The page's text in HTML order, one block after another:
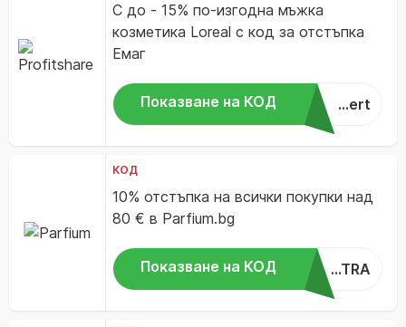
С до - 15% по-изгодна мъжка
козметика Loreal с код за отстъпка
Емаг
Показване на КОД ...ert
КОД
10% отстъпка на всички покупки над
80 € в Parfium.bg
Показване на КОД ...TRA